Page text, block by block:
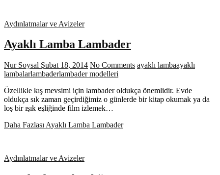
Aydınlatmalar ve Avizeler
Ayaklı Lamba Lambader
Nur Soysal Şubat 18, 2014 No Comments ayaklı lambaayaklı
lambalarlambaderlambader modelleri
Özellikle kış mevsimi için lambader oldukça önemlidir. Evde
oldukça sık zaman geçirdiğimiz o günlerde bir kitap okumak ya da
loş bir ışık eşliğinde film izlemek…
Daha Fazlası Ayaklı Lamba Lambader
Aydınlatmalar ve Avizeler